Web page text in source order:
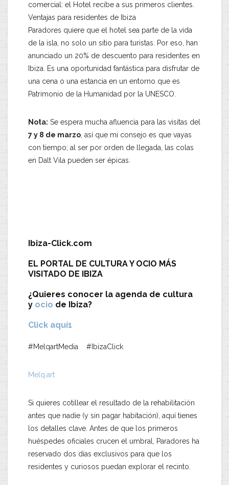
comercial: el Hotel recibe a sus primeros clientes.
Ventajas para residentes de Ibiza
​Paradores quiere que el hotel sea parte de la vida
de la isla, no solo un sitio para turistas. Por eso, han
anunciado un 20% de descuento para residentes en
Ibiza. Es una oportunidad fantástica para disfrutar de
una cena o una estancia en un entorno que es
Patrimonio de la Humanidad por la UNESCO.
​Nota: Se espera mucha afluencia para las visitas del
7 y 8 de marzo, así que mi consejo es que vayas
con tiempo; al ser por orden de llegada, las colas
en Dalt Vila pueden ser épicas.
Ibiza-Click.com
EL PORTAL DE CULTURA Y OCIO MÁS
VISITADO DE IBIZA
¿Quieres conocer la agenda de cultura
y ocio de Ibiza?
Click aquí1
#MelqartMedia #IbizaClick
Melq.art
​Si quieres cotillear el resultado de la rehabilitación
antes que nadie (y sin pagar habitación), aquí tienes
los detalles clave. ​Antes de que los primeros
huéspedes oficiales crucen el umbral, Paradores ha
reservado dos días exclusivos para que los
residentes y curiosos puedan explorar el recinto.